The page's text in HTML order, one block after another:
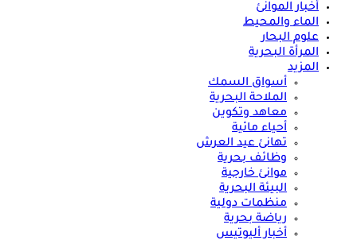
أخبار الموانئ
الماء والمحيط
علوم البحار
المرأة البحرية
المزيد
أسواق السمك
الملاحة البحرية
معاهد وتكوين
أحياء مائية
تهانئ عيد العرش
وظائف بحرية
موانئ خارجية
البيئة البحرية
منظمات دولية
رياضة بحرية
أخبار أليوتيس